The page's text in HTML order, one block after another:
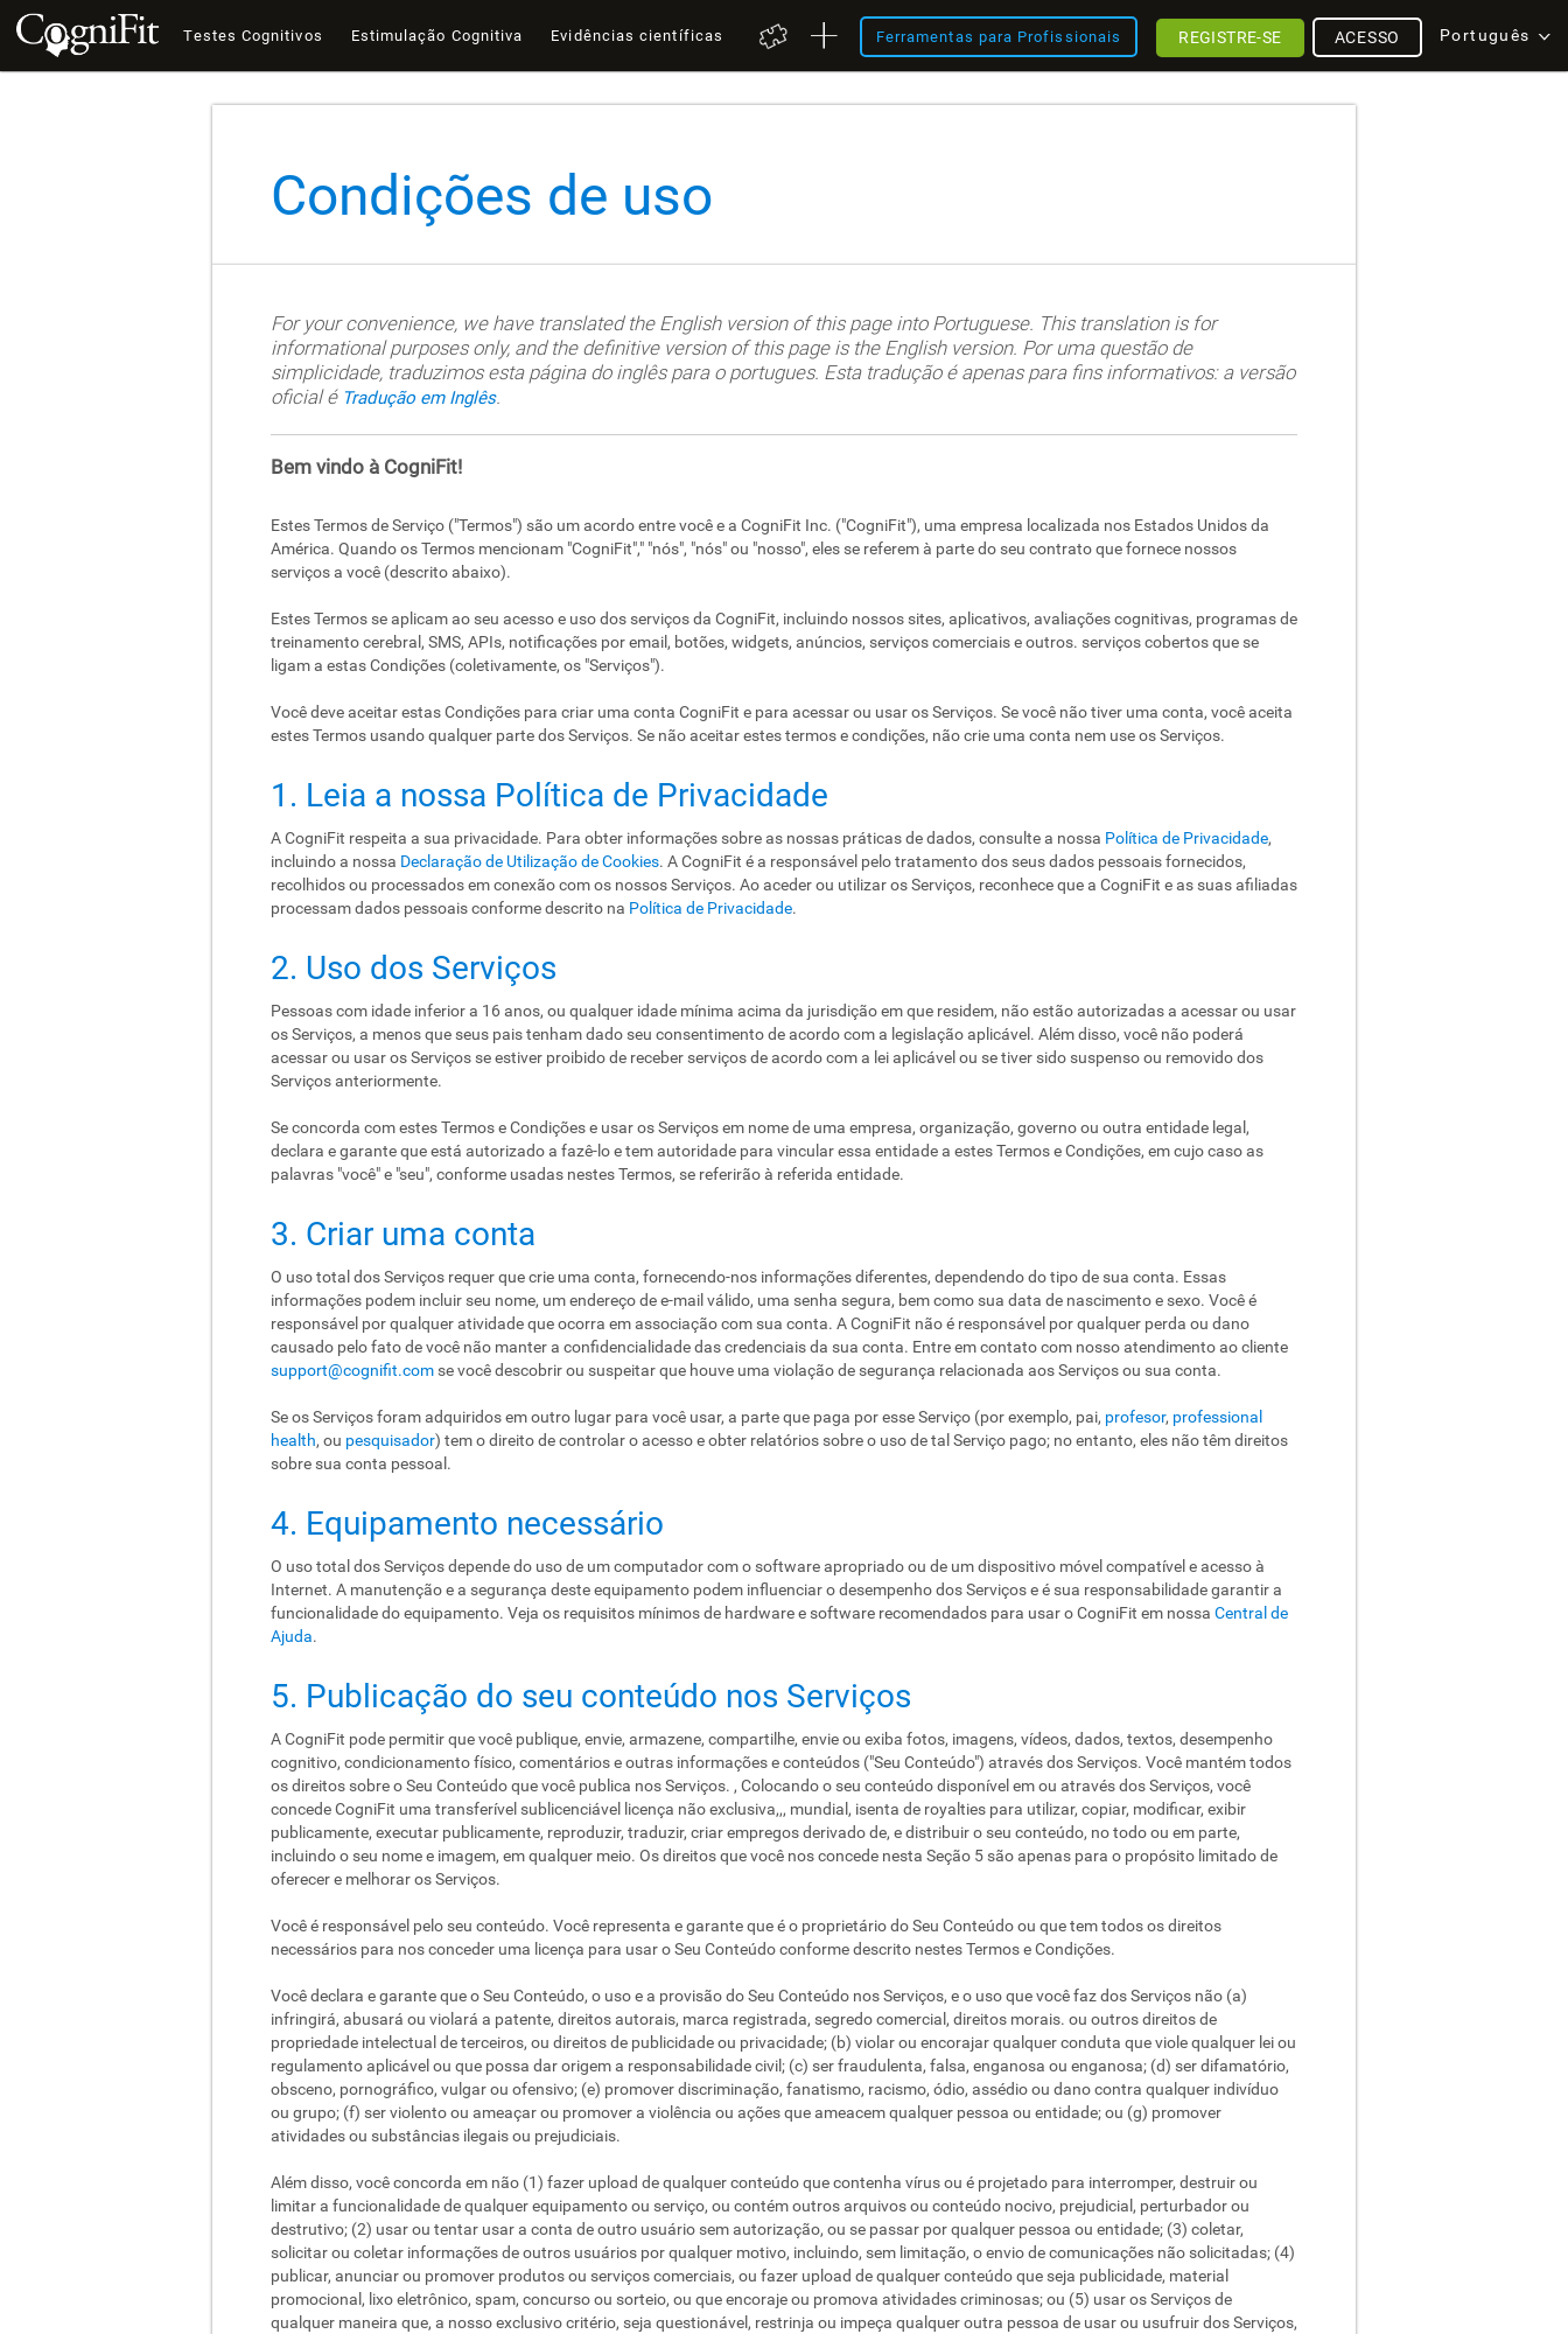
Testes Cognitivos Estimulação Cognitiva Evidências científicas Ferramentas para Profissionais Português
ACESSO
REGISTRE-SE
Condições de uso
For your convenience, we have translated the English version of this page into Portuguese. This translation is for
informational purposes only, and the definitive version of this page is the English version. Por uma questão de
simplicidade, traduzimos esta página do inglês para o portugues. Esta tradução é apenas para fins informativos: a versão
oficial é Tradução em Inglês.
Bem vindo à CogniFit!
Estes Termos de Serviço ("Termos") são um acordo entre você e a CogniFit Inc. ("CogniFit"), uma empresa localizada nos Estados Unidos da
América. Quando os Termos mencionam "CogniFit"," "nós", "nós" ou "nosso", eles se referem à parte do seu contrato que fornece nossos
serviços a você (descrito abaixo).
Estes Termos se aplicam ao seu acesso e uso dos serviços da CogniFit, incluindo nossos sites, aplicativos, avaliações cognitivas, programas de
treinamento cerebral, SMS, APIs, notificações por email, botões, widgets, anúncios, serviços comerciais e outros. serviços cobertos que se
ligam a estas Condições (coletivamente, os "Serviços").
Você deve aceitar estas Condições para criar uma conta CogniFit e para acessar ou usar os Serviços. Se você não tiver uma conta, você aceita
estes Termos usando qualquer parte dos Serviços. Se não aceitar estes termos e condições, não crie uma conta nem use os Serviços.
1. Leia a nossa Política de Privacidade
A CogniFit respeita a sua privacidade. Para obter informações sobre as nossas práticas de dados, consulte a nossa Política de Privacidade,
incluindo a nossa Declaração de Utilização de Cookies. A CogniFit é a responsável pelo tratamento dos seus dados pessoais fornecidos,
recolhidos ou processados em conexão com os nossos Serviços. Ao aceder ou utilizar os Serviços, reconhece que a CogniFit e as suas afiliadas
processam dados pessoais conforme descrito na Política de Privacidade.
2. Uso dos Serviços
Pessoas com idade inferior a 16 anos, ou qualquer idade mínima acima da jurisdição em que residem, não estão autorizadas a acessar ou usar
os Serviços, a menos que seus pais tenham dado seu consentimento de acordo com a legislação aplicável. Além disso, você não poderá
acessar ou usar os Serviços se estiver proibido de receber serviços de acordo com a lei aplicável ou se tiver sido suspenso ou removido dos
Serviços anteriormente.
Se concorda com estes Termos e Condições e usar os Serviços em nome de uma empresa, organização, governo ou outra entidade legal,
declara e garante que está autorizado a fazê-lo e tem autoridade para vincular essa entidade a estes Termos e Condições, em cujo caso as
palavras "você" e "seu", conforme usadas nestes Termos, se referirão à referida entidade.
3. Criar uma conta
O uso total dos Serviços requer que crie uma conta, fornecendo-nos informações diferentes, dependendo do tipo de sua conta. Essas
informações podem incluir seu nome, um endereço de e-mail válido, uma senha segura, bem como sua data de nascimento e sexo. Você é
responsável por qualquer atividade que ocorra em associação com sua conta. A CogniFit não é responsável por qualquer perda ou dano
causado pelo fato de você não manter a confidencialidade das credenciais da sua conta. Entre em contato com nosso atendimento ao cliente
support@cognifit.com se você descobrir ou suspeitar que houve uma violação de segurança relacionada aos Serviços ou sua conta.
Se os Serviços foram adquiridos em outro lugar para você usar, a parte que paga por esse Serviço (por exemplo, pai, profesor, professional
health, ou pesquisador) tem o direito de controlar o acesso e obter relatórios sobre o uso de tal Serviço pago; no entanto, eles não têm direitos
sobre sua conta pessoal.
4. Equipamento necessário
O uso total dos Serviços depende do uso de um computador com o software apropriado ou de um dispositivo móvel compatível e acesso à
Internet. A manutenção e a segurança deste equipamento podem influenciar o desempenho dos Serviços e é sua responsabilidade garantir a
funcionalidade do equipamento. Veja os requisitos mínimos de hardware e software recomendados para usar o CogniFit em nossa Central de
Ajuda.
5. Publicação do seu conteúdo nos Serviços
A CogniFit pode permitir que você publique, envie, armazene, compartilhe, envie ou exiba fotos, imagens, vídeos, dados, textos, desempenho
cognitivo, condicionamento físico, comentários e outras informações e conteúdos ("Seu Conteúdo") através dos Serviços. Você mantém todos
os direitos sobre o Seu Conteúdo que você publica nos Serviços. , Colocando o seu conteúdo disponível em ou através dos Serviços, você
concede CogniFit uma transferível sublicenciável licença não exclusiva,,, mundial, isenta de royalties para utilizar, copiar, modificar, exibir
publicamente, executar publicamente, reproduzir, traduzir, criar empregos derivado de, e distribuir o seu conteúdo, no todo ou em parte,
incluindo o seu nome e imagem, em qualquer meio. Os direitos que você nos concede nesta Seção 5 são apenas para o propósito limitado de
oferecer e melhorar os Serviços.
Você é responsável pelo seu conteúdo. Você representa e garante que é o proprietário do Seu Conteúdo ou que tem todos os direitos
necessários para nos conceder uma licença para usar o Seu Conteúdo conforme descrito nestes Termos e Condições.
Você declara e garante que o Seu Conteúdo, o uso e a provisão do Seu Conteúdo nos Serviços, e o uso que você faz dos Serviços não (a)
infringirá, abusará ou violará a patente, direitos autorais, marca registrada, segredo comercial, direitos morais. ou outros direitos de
propriedade intelectual de terceiros, ou direitos de publicidade ou privacidade; (b) violar ou encorajar qualquer conduta que viole qualquer lei ou
regulamento aplicável ou que possa dar origem a responsabilidade civil; (c) ser fraudulenta, falsa, enganosa ou enganosa; (d) ser difamatório,
obsceno, pornográfico, vulgar ou ofensivo; (e) promover discriminação, fanatismo, racismo, ódio, assédio ou dano contra qualquer indivíduo
ou grupo; (f) ser violento ou ameaçar ou promover a violência ou ações que ameacem qualquer pessoa ou entidade; ou (g) ​​promover
atividades ou substâncias ilegais ou prejudiciais.
Além disso, você concorda em não (1) fazer upload de qualquer conteúdo que contenha vírus ou é projetado para interromper, destruir ou
limitar a funcionalidade de qualquer equipamento ou serviço, ou contém outros arquivos ou conteúdo nocivo, prejudicial, perturbador ou
destrutivo; (2) usar ou tentar usar a conta de outro usuário sem autorização, ou se passar por qualquer pessoa ou entidade; (3) coletar,
solicitar ou coletar informações de outros usuários por qualquer motivo, incluindo, sem limitação, o envio de comunicações não solicitadas; (4)
publicar, anunciar ou promover produtos ou serviços comerciais, ou fazer upload de qualquer conteúdo que seja publicidade, material
promocional, lixo eletrônico, spam, concurso ou sorteio, ou que encoraje ou promova atividades criminosas; ou (5) usar os Serviços de
qualquer maneira que, a nosso exclusivo critério, seja questionável, restrinja ou impeça qualquer outra pessoa de usar ou usufruir dos Serviços,